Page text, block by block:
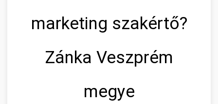
marketing szakértő?
Zánka Veszprém
megye